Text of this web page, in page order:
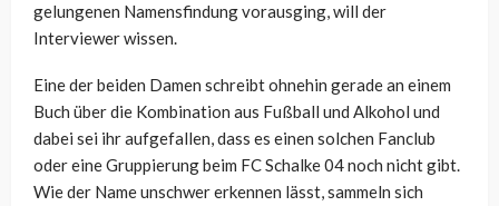
gelungenen Namensfindung vorausging, will der
Interviewer wissen.
Eine der beiden Damen schreibt ohnehin gerade an einem
Buch über die Kombination aus Fußball und Alkohol und
dabei sei ihr aufgefallen, dass es einen solchen Fanclub
oder eine Gruppierung beim FC Schalke 04 noch nicht gibt.
Wie der Name unschwer erkennen lässt, sammeln sich